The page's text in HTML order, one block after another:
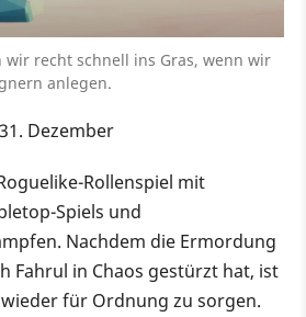
recht schnell ins Gras, wenn wir
anlegen.
Dezember
Rollenspiel mit
Spiels und
Nachdem die Ermordung
Fahrul in Chaos gestürzt hat, ist
für Ordnung zu sorgen.